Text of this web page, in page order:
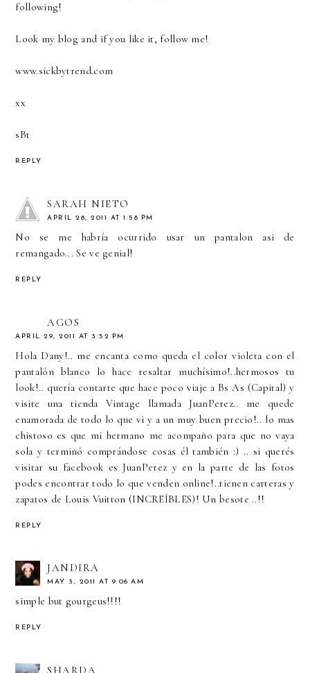
following!
Look my blog and if you like it, follow me!
www.sickbytrend.com
xx
sBt
REPLY
SARAH NIETO
APRIL 28, 2011 AT 1:58 PM
No se me habría ocurrido usar un pantalon asi de
remangado... Se ve genial!
REPLY
AGOS
APRIL 29, 2011 AT 3:52 PM
Hola Dany!.. me encanta como queda el color violeta con el
pantalón blanco lo hace resaltar muchísimo!..hermosos tu
look!.. quería contarte que hace poco viaje a Bs As (Capital) y
visite una tienda Vintage llamada JuanPerez.. me quede
enamorada de todo lo que vi y a un muy buen precio!.. lo mas
chistoso es que mi hermano me acompaño para que no vaya
sola y terminó comprándose cosas él también :) .. si querés
visitar su facebook es JuanPerez y en la parte de las fotos
podes encontrar todo lo que venden online!..tienen carteras y
zapatos de Louis Vuitton (INCREÍBLES)! Un besote ..!!
REPLY
JANDIRA
MAY 3, 2011 AT 9:06 AM
simple but gourgeus!!!!
REPLY
SHARDA